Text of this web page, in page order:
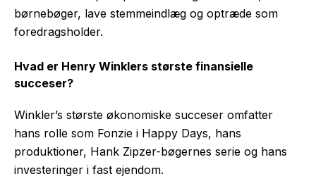
børnebøger, lave stemmeindlæg og optræde som
foredragsholder.
Hvad er Henry Winklers største finansielle
succeser?
Winkler’s største økonomiske succeser omfatter
hans rolle som Fonzie i Happy Days, hans
produktioner, Hank Zipzer-bøgernes serie og hans
investeringer i fast ejendom.